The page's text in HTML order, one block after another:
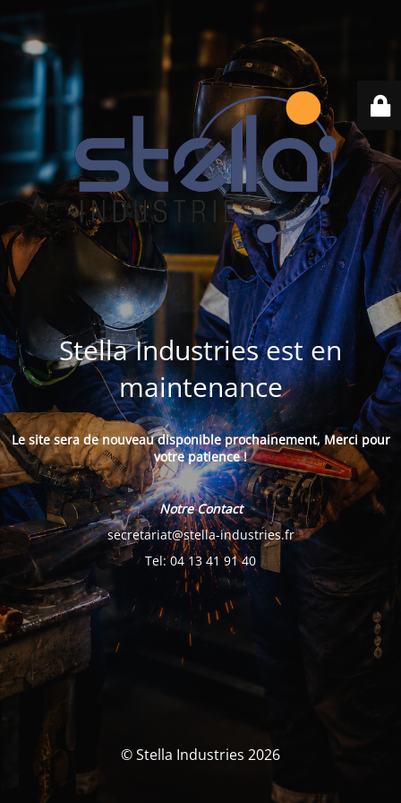
Stella Industries est en
maintenance
Le site sera de nouveau disponible prochainement, Merci pour
votre patience !
Notre Contact
secretariat@stella-industries.fr
Tel: 04 13 41 91 40
© Stella Industries 2026